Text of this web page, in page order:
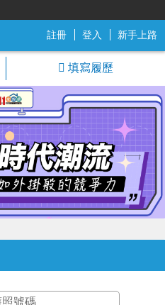
註冊 登入 新手上路
填寫履歷